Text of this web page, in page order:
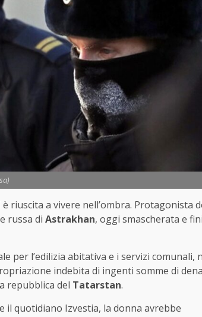
riuscita a vivere nell’ombra. Protagonista
russa di Astrakhan, oggi smascherata e
per l’edilizia abitativa e i servizi comunali,
indebita di ingenti somme di
repubblica del Tatarstan.
il quotidiano Izvestia, la donna avrebbe